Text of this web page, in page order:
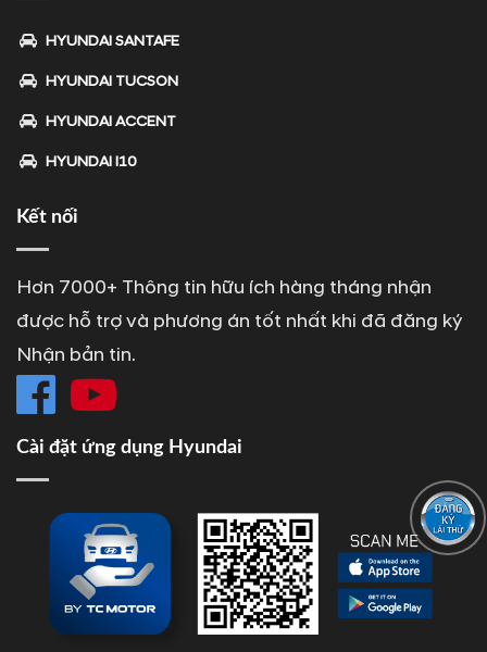
HYUNDAI SANTAFE
HYUNDAI TUCSON
HYUNDAI ACCENT
HYUNDAI I10
Kết nối
Hơn 7000+ Thông tin hữu ích hàng tháng nhận
được hỗ trợ và phương án tốt nhất khi đã đăng ký
Nhận bản tin.
Cài đặt ứng dụng Hyundai